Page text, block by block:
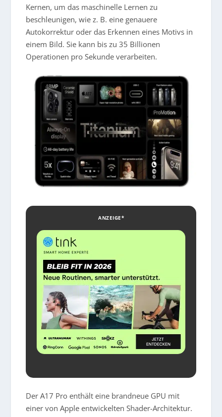
Kernen, um das maschinelle Lernen zu
beschleunigen, wie z. B. eine genauere
Autokorrektur oder das Erkennen eines Motivs in
einem Bild. Sie kann bis zu 35 Billionen
Operationen pro Sekunde verarbeiten.
ANZEIGE*
Der A17 Pro enthält eine brandneue GPU mit
einer von Apple entwickelten Shader-Architektur.